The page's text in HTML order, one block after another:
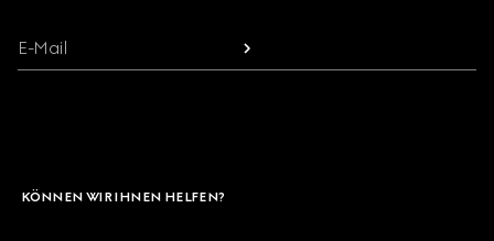
E-Mail
KÖNNEN WIR IHNEN HELFEN?